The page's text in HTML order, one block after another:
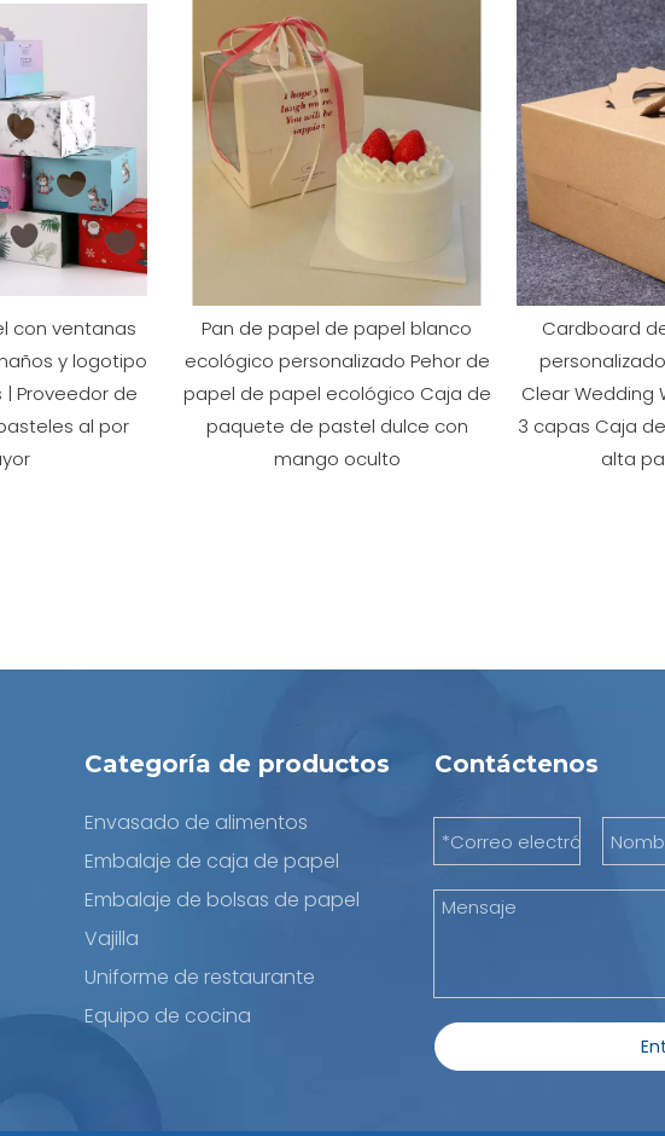
con ventanas
y logotipo
Proveedor de
al por
Pan de papel de papel blanco
ecológico personalizado Pehor de
papel de papel ecológico Caja de
paquete de pastel dulce con
mango oculto
Cardboard
Clear Wedding
3 capas Caja
alta
Categoría de productos
Envasado de alimentos
Embalaje de caja de papel
Embalaje de bolsas de papel
Vajilla
Uniforme de restaurante
Equipo de cocina
Contáctenos